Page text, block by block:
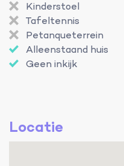
Kinderstoel
Tafeltennis
Petanqueterrein
Alleenstaand huis
Geen inkijk
Locatie